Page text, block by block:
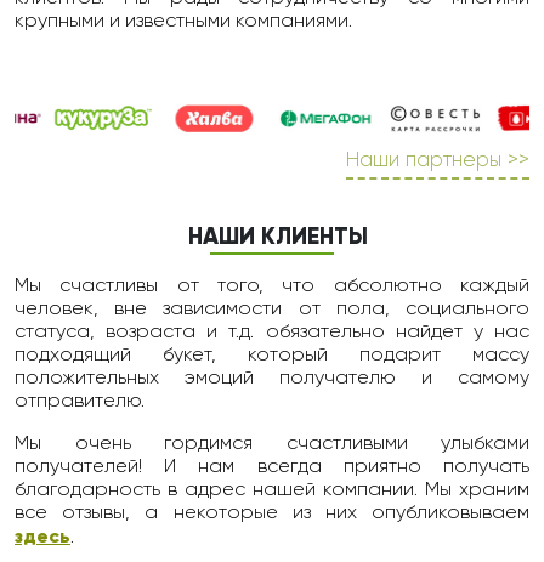
крупными и известными компаниями.
Наши партнеры >>
НАШИ КЛИЕНТЫ
Мы счастливы от того, что абсолютно каждый
человек, вне зависимости от пола, социального
статуса, возраста и т.д. обязательно найдет у нас
подходящий букет, который подарит массу
положительных эмоций получателю и самому
отправителю.
Мы очень гордимся счастливыми улыбками
получателей! И нам всегда приятно получать
благодарность в адрес нашей компании. Мы храним
все отзывы, а некоторые из них опубликовываем
здесь.